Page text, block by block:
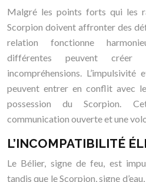
Malgré les points forts qui les
Scorpion doivent affronter des
relation fonctionne
différentes peuvent
incompréhensions. L’impulsivité
peuvent entrer en conflit avec
possession du Scorpion.
communication ouverte et une
L’INCOMPATIBILITÉ
Le Bélier, signe de feu, est
tandis que le Scorpion, signe